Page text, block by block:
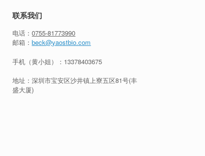
联系我们
电话：0755-81773990
邮箱：beck@yaostbio.com
手机（黄小姐）： 13378403675
地址：深圳市宝安区沙井镇上寮五区81号(丰
盛大厦)